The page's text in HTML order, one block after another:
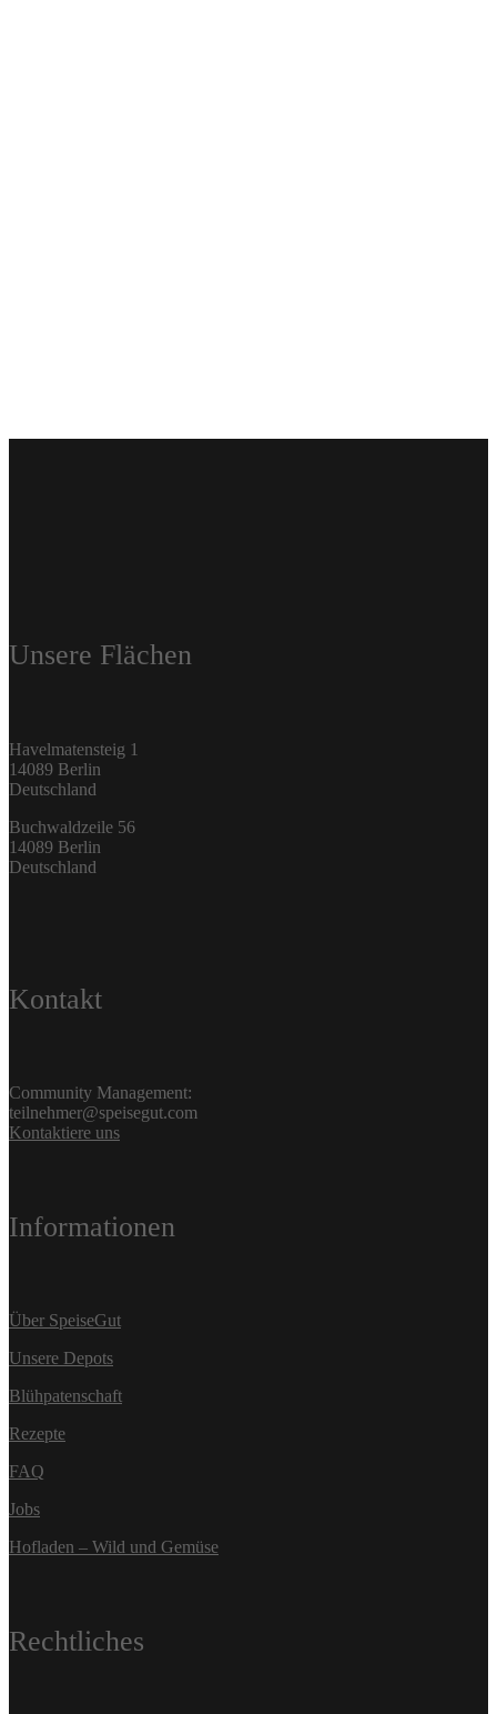
Unsere Flächen
Havelmatensteig 1
14089 Berlin
Deutschland
Buchwaldzeile 56
14089 Berlin
Deutschland
Kontakt
Community Management:
teilnehmer@speisegut.com
Kontaktiere uns
Informationen
Über SpeiseGut
Unsere Depots
Blühpatenschaft
Rezepte
FAQ
Jobs
Hofladen – Wild und Gemüse
Rechtliches